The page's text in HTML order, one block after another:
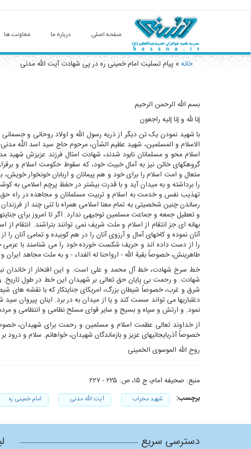
صفحه اصلی درباره ما معاونت ها
You are here
خانه» پیام تسلیت امام خمینی ره در پی شهادت آیت الله مدنی
بسم الله الرحمن الرحیم
إنا لله و إنا إلیه راجعون
با شهید نمودن یک تن دیگر از ذریه رسول الله و اولاد روحانی و
الاسلام و المسلمین، شهید عظیم الشأن، مرحوم حاج سید اسد اللَّه
اسلام محو و مسلمانان نابود شدند، شهادت امثال فرزند عزیزش
گروهکهای خائن نیز به آمال خبیث خود، که سقوط حکومت اسلام و
متعال و امت اسلام را برای خود و هم پیمانان و اربابان خونخوار
را برداشته و به میدان آید و با قدرت بیشتر در حفظ پرچم اسلامی به
تهذیب نفس و خدمت به اسلام و تربیت مسلمانان و مجاهده در راه حق
رساندن چنین شخصیتی به تمام معنا اسلامی همراه با تنی چند از
و تعطیل جمعه و جماعت مسلمین توجیهی ندارد. اگر تا امروز برای
بهانه ای جز انتقام از اسلام و ملت شریف نمی توانند بتراشند.
آنان نموده و کاخهای آمال و آرزوی آنان را در هم کوبیده و تمامی آنان
را از دست داده اند و حریف شکست خورده خود را می شناسند با عزمی
طاهرینش، خصوصاً بقیة الله - ارواحنا له الفداء - و به ملت مجاهد
خط سرخ شهادت، خط آل محمد و علی است. و این افتخار از خاندان
شهادت. و رحمت بی پایان حق تعالی بر شهیدان این خط در طول تاریخ. و
شرق و غرب، خصوصاً شیطان بزرگ، امریکای جنایتکار که با نقشه های
دغلبازیها می تواند سست کند و یا از میدان به در برد. اینان پیروان
نمود. و ارتش و سپاه و بسیج و سایر قوای مسلح نظامی و انتظامی و
از خداوند تعالی عظمت اسلام و مسلمین و رحمت برای شهیدان،
خصوصاً آذربایجانیهای عزیز و بازماندگان شهیدان، خواهانم. سلام و درود
روح الله الموسوی الخمینی
منبع: صحیفه امام، ج ۱۵، ص: ۲۲۵ - ۲۲۷
برچسب:
شهید محراب آیت الله مدنی امام خمینی ره
دسترسی سریع